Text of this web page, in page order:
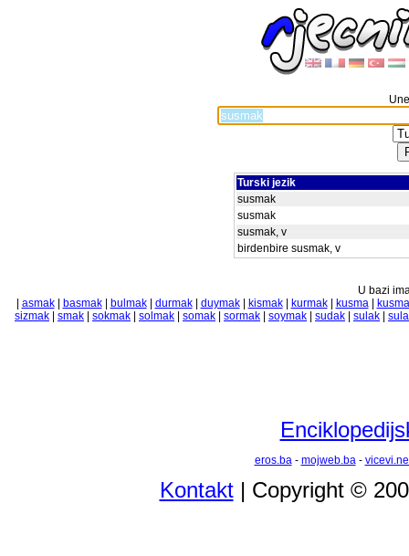
Turski jezik
susmak
susmak
susmak, v
birdenbire susmak, v
U bazi
asmak| basmak| bulmak| durmak| duymak| kismak| kurmak| kusma|
sizmak
smak sokmak solmak somak sormak soymak sudak sulak
eros.ba- mojweb.ba-
Kontakt| Copyright ©